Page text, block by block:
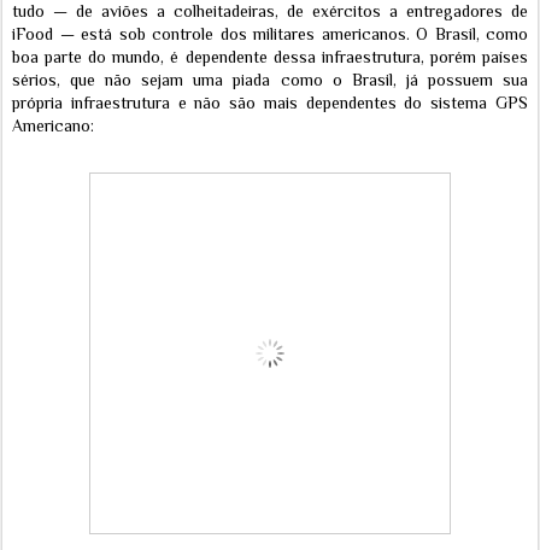
tudo — de aviões a colheitadeiras, de exércitos a entregadores de
iFood — está sob controle dos militares americanos. O Brasil, como
boa parte do mundo, é dependente dessa infraestrutura, porém países
sérios, que não sejam uma piada como o Brasil, já possuem sua
própria infraestrutura e não são mais dependentes do sistema GPS
Americano: